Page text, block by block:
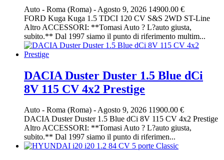
Auto - Roma (Roma) - Agosto 9, 2026 14900.00 €
FORD Kuga Kuga 1.5 TDCI 120 CV S&S 2WD ST-Line
Altro ACCESSORI: **Tomasi Auto ? L?auto giusta,
subito.** Dal 1997 siamo il punto di riferimento multim...
DACIA Duster Duster 1.5 Blue dCi
8V 115 CV 4x2 Prestige
Auto - Roma (Roma) -Agosto 9, 2026 11900.00 €
DACIA Duster Duster 1.5 Blue dCi 8V 115 CV 4x2 Prestige
Altro ACCESSORI: **Tomasi Auto ? L?auto giusta,
subito.** Dal 1997 siamo il punto di riferimen...